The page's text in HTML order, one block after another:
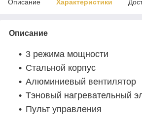
Описание Характеристики
Описание
3 режима мощности
Стальной корпус
Алюминиевый вентилятор
Тэновый нагревательный
Пульт управления